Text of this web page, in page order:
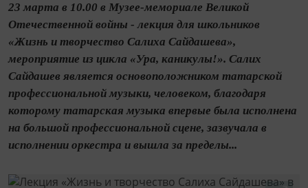
23 марта в 10.00 в Музее-мемориале Великой
Отечественной войны - лекция для школьников
«Жизнь и творчество Салиха Сайдашева»,
мероприятие из цикла «Ура, каникулы!». Салих
Сайдашев является основоположником татарской
профессиональной музыки, человеком, благодаря
которому татарская музыка впервые была исполнена
на большой профессиональной сцене, зазвучала в
исполнении оркестра и вышла за пределы...